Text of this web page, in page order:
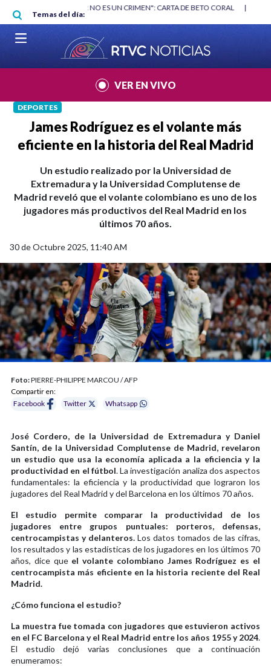
Pasar al contenido principal
Temas del día:
"HABLAR NO ES UN CRIMEN": CARTA DE BETO CORAL |
VER EN VIVO
DEPORTES
James Rodríguez es el volante más
eficiente en la historia del Real Madrid
Un estudio realizado por la Universidad de
Extremadura y la Universidad Complutense de
Madrid reveló que el volante colombiano es uno de los
jugadores más productivos del Real Madrid en los
últimos 70 años.
30 de Octubre 2025, 11:40 AM
Foto:PIERRE-PHILIPPE MARCOU / AFP
Compartir en:
Facebook
Twitter Whatsapp
José Cordero, de la Universidad de Extremadura y Daniel
Santín, de la Universidad Complutense de Madrid, revelaron
un estudio que usa la economía aplicada a la eficiencia y la
productividad en el fútbol. La investigación analiza dos aspectos
fundamentales: la eficiencia y la productividad que lograron los
jugadores del Real Madrid y del Barcelona en los últimos 70 años.
El estudio permite comparar la productividad de los
jugadores entre grupos puntuales: porteros, defensas,
centrocampistas y delanteros. Los datos tomados de las cifras,
los resultados y las estadísticas de los jugadores en los últimos 70
años, dice que el volante colombiano James Rodríguez es el
centrocampista más eficiente en la historia reciente del Real
Madrid.
¿Cómo funciona el estudio?
La muestra fue tomada con jugadores que estuvieron activos
en el FC Barcelona y el Real Madrid entre los años 1955 y 2024.
El estudio dejó varias conclusiones que a continuación
enumeramos: